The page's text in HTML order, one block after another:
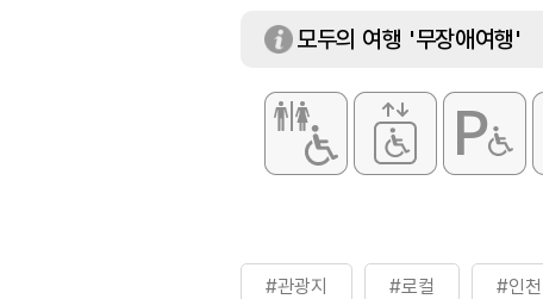
모두의 여행 '무장애여행'
#관광지 #로컬 #인천